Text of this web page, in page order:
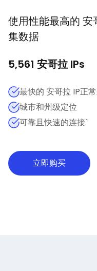
使用性能最高的 安
集数据
5,561 安哥拉IPs
最快的 安哥拉 IP正
城市和州级定位
可靠且快速的连接`
立即购买